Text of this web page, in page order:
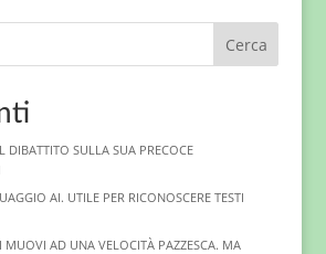
Cerca
DIBATTITO SULLA SUA PRECOCE
AI. UTILE PER RICONOSCERE TESTI
MUOVI AD UNA VELOCITÀ PAZZESCA. MA